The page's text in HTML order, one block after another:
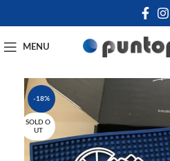
MENU
-18%
SOLD O
UT